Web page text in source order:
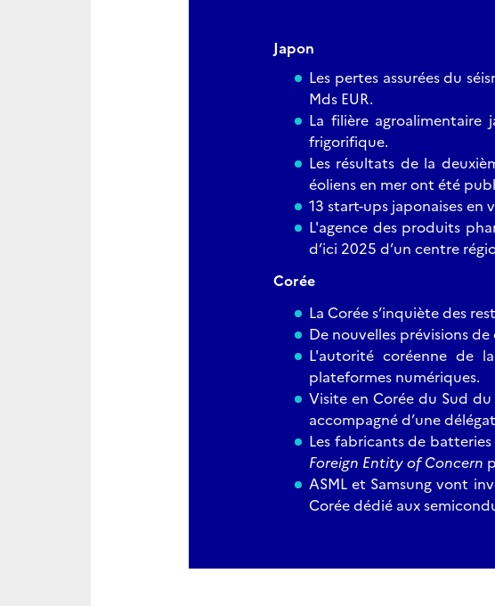
Japon
Les pertes assurées du
Mds EUR.
La filière agroalimentaire
frigorifique.
Les résultats de la
éoliens en mer ont été
13 start-ups japonaises en
L'agence des produits
d’ici 2025 d’un centre
Corée
La Corée s’inquiète des
De nouvelles prévisions
L'autorité coréenne de
plateformes numériques.
Visite en Corée du Sud
accompagné d’une
Les fabricants de
Foreign Entity of Concern
ASML et Samsung vont
Corée dédié aux